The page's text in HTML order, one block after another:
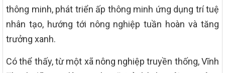
thông minh, phát triển ấp thông minh ứng dụng trí tuệ
nhân tạo, hướng tới nông nghiệp tuần hoàn và tăng
trưởng xanh.
Có thể thấy, từ một xã nông nghiệp truyền thống, Vĩnh